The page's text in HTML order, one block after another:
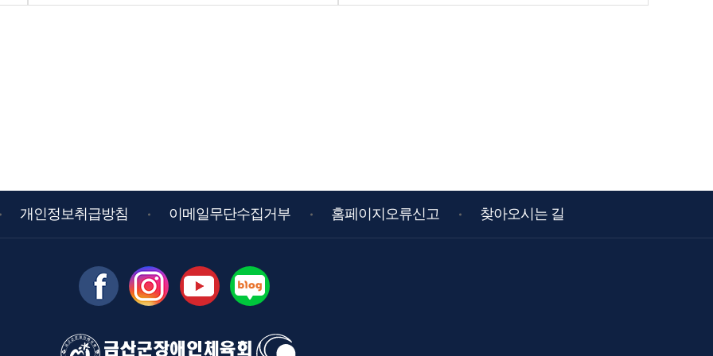
개인정보취급방침 이메일무단수집거부 홈페이지오류신고 찾아오시는 길